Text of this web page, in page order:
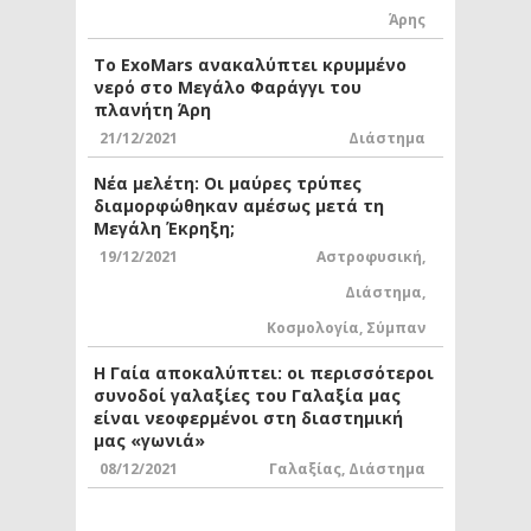
Άρης
Το ExoMars ανακαλύπτει κρυμμένο
νερό στο Μεγάλο Φαράγγι του
πλανήτη Άρη
21/12/2021 Διάστημα
Νέα μελέτη: Οι μαύρες τρύπες
διαμορφώθηκαν αμέσως μετά τη
Μεγάλη Έκρηξη;
19/12/2021 Αστροφυσική,
Διάστημα,
Κοσμολογία, Σύμπαν
Η Γαία αποκαλύπτει: οι περισσότεροι
συνοδοί γαλαξίες του Γαλαξία μας
είναι νεοφερμένοι στη διαστημική
μας «γωνιά»
08/12/2021 Γαλαξίας, Διάστημα